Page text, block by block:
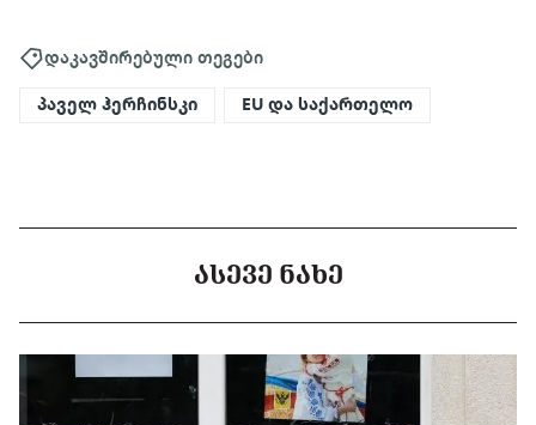
დაკავშირებული თეგები
პაველ ჰერჩინსკი EU და საქართელო
ᲐᲡᲔᲕᲔ ᲜᲐᲮᲔ